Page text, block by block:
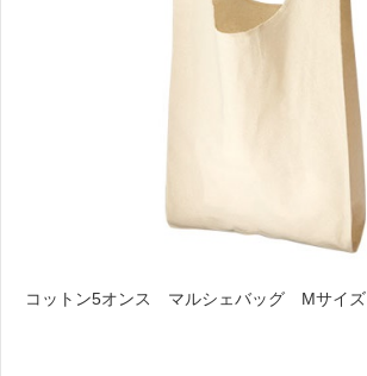
コットン5オンス マルシェバッグ Mサイズ